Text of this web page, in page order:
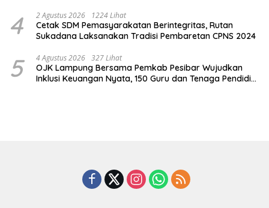
4 2 Agustus 2026 1224 Lihat
Cetak SDM Pemasyarakatan Berintegritas, Rutan
Sukadana Laksanakan Tradisi Pembaretan CPNS 2024
5 4 Agustus 2026 327 Lihat
OJK Lampung Bersama Pemkab Pesibar Wujudkan
Inklusi Keuangan Nyata, 150 Guru dan Tenaga Pendidik